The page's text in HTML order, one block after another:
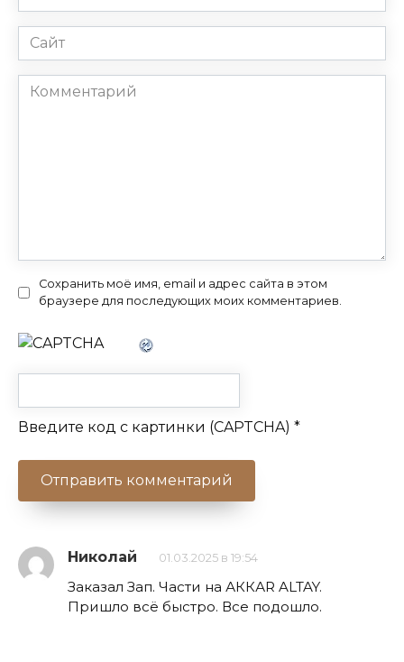
*
Сайт
Комментарий
Сохранить моё имя, email и адрес сайта в этом
браузере для последующих моих комментариев.
Введите код с картинки (CAPTCHA) *
Николай 01.03.2025 в 19:54
Заказал Зап. Части на АККАR ALTAY.
Пришло всё быстро. Все подошло.